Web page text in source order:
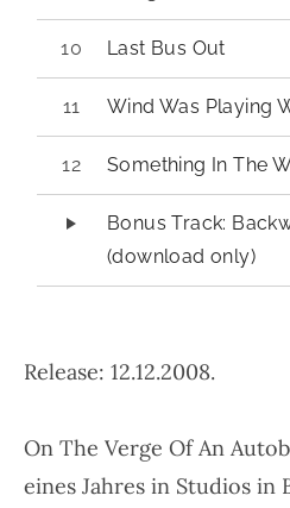
Last Bus Out
Wind Was Playing
Something In The
Bonus Track:
(download only)
Release: 12.12.2008.
On The Verge Of An
eines Jahres in Studios in